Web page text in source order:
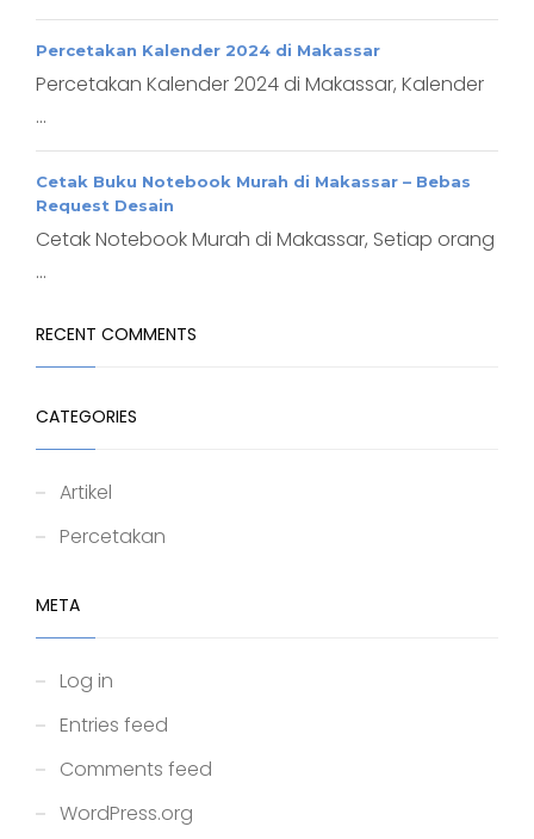
Percetakan Kalender 2024 di Makassar
Percetakan Kalender 2024 di Makassar, Kalender
...
Cetak Buku Notebook Murah di Makassar – Bebas
Request Desain
Cetak Notebook Murah di Makassar, Setiap orang
...
RECENT COMMENTS
CATEGORIES
Artikel
Percetakan
META
Log in
Entries feed
Comments feed
WordPress.org